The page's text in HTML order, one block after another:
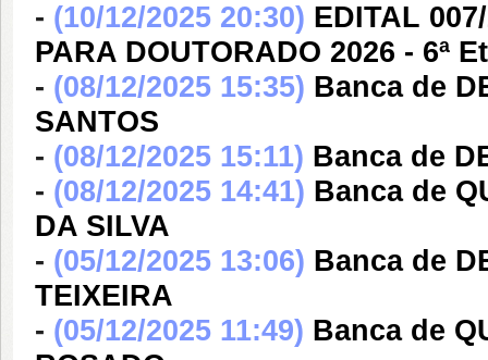
- (10/12/2025 20:30) EDITAL
PARA DOUTORADO 2026 - 6ª
- (08/12/2025 15:35) Banca de
SANTOS
- (08/12/2025 15:11) Banca de
- (08/12/2025 14:41) Banca de
DA SILVA
- (05/12/2025 13:06) Banca de
TEIXEIRA
- (05/12/2025 11:49) Banca de